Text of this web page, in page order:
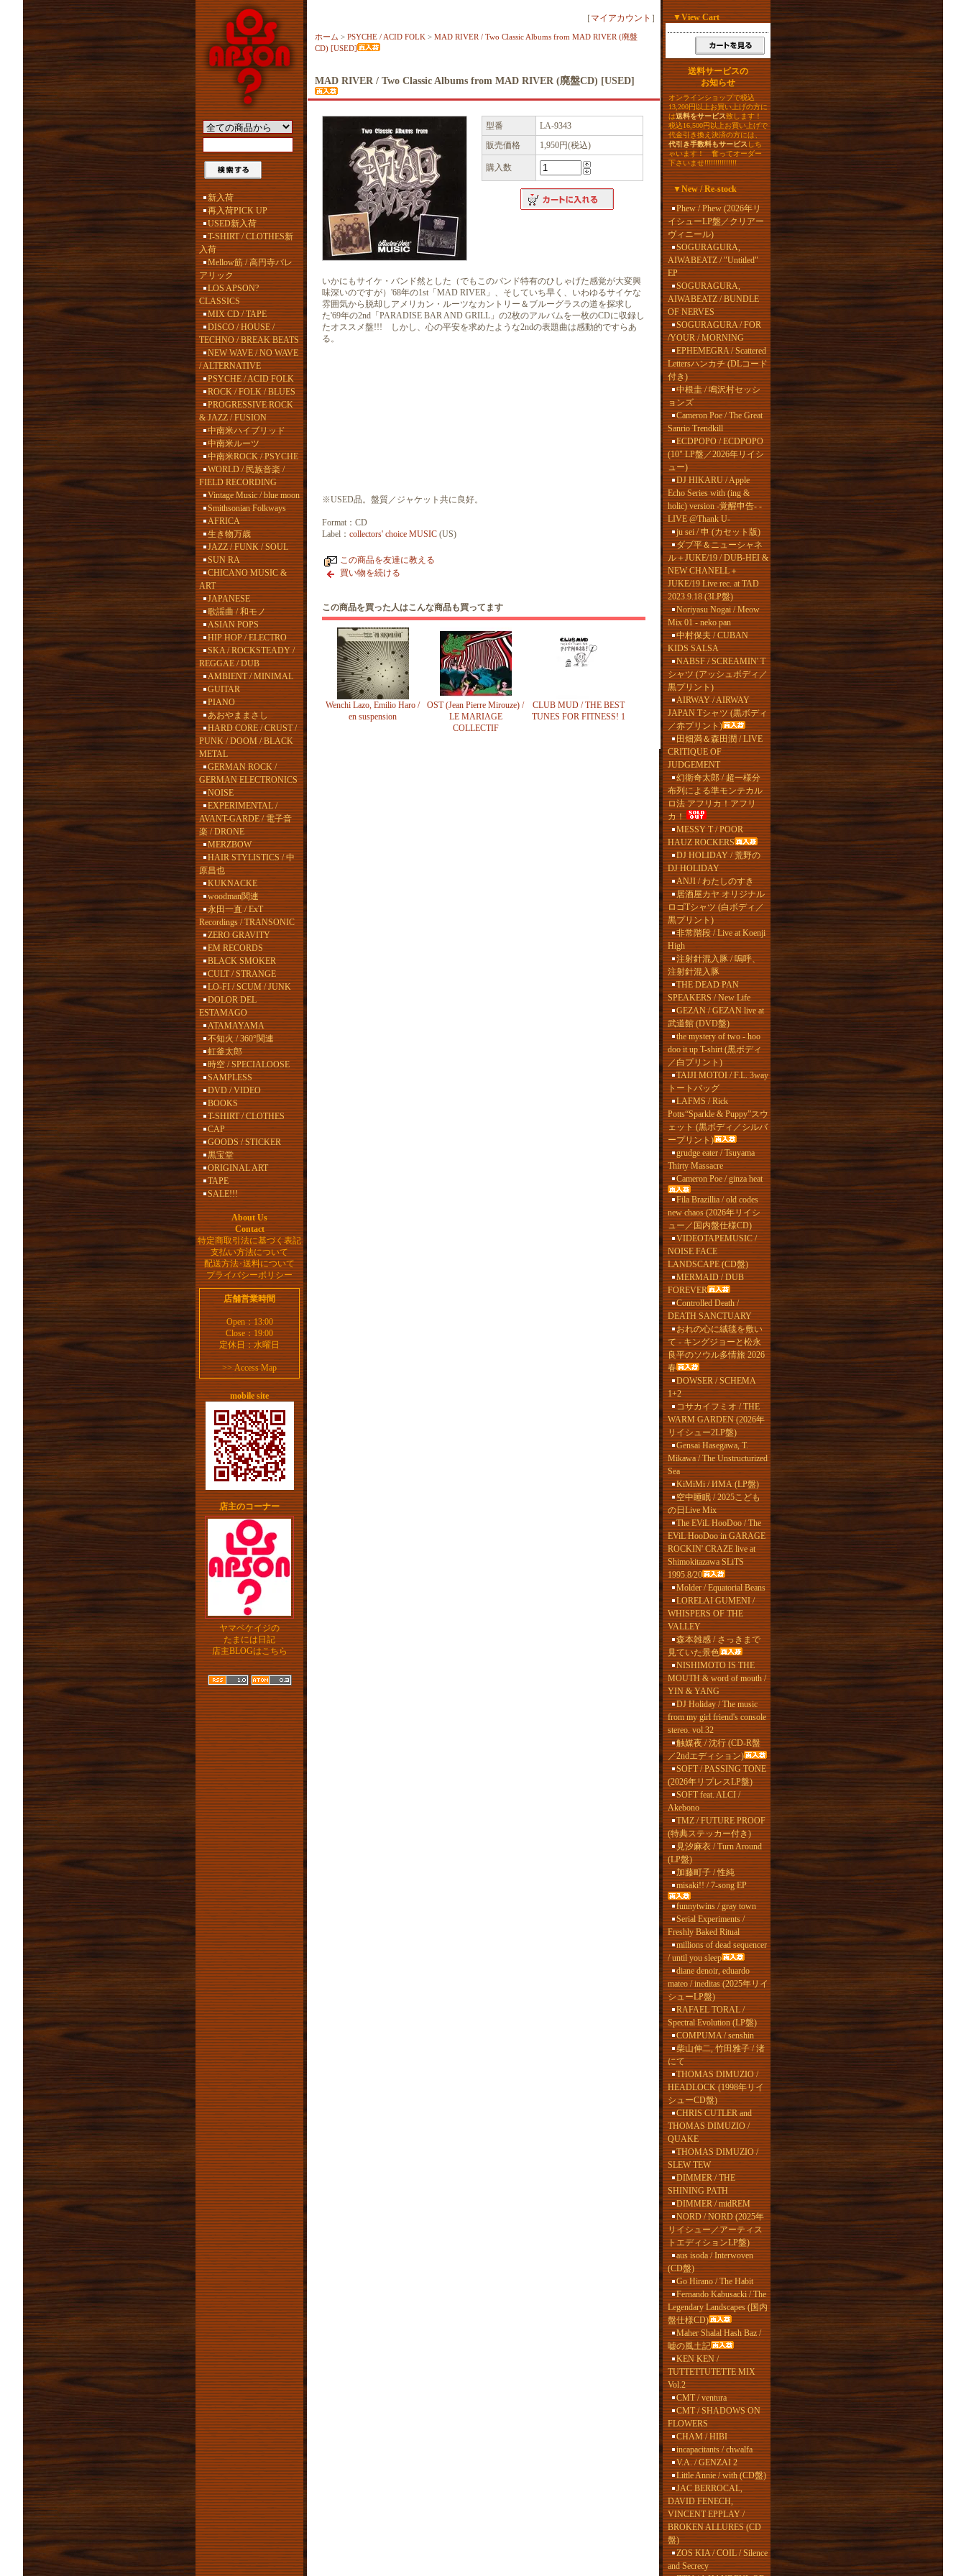
新入荷
再入荷PICK UP
USED新入荷
T-SHIRT / CLOTHES新
入荷
Mellow筋 / 高円寺バレ
アリック
LOS APSON?
CLASSICS
MIX CD / TAPE
DISCO / HOUSE /
TECHNO / BREAK BEATS
NEW WAVE / NO WAVE
/ ALTERNATIVE
PSYCHE / ACID FOLK
ROCK / FOLK / BLUES
PROGRESSIVE ROCK
& JAZZ / FUSION
中南米ハイブリッド
中南米ルーツ
中南米ROCK / PSYCHE
WORLD / 民族音楽 /
FIELD RECORDING
Vintage Music / blue moon
Smithsonian Folkways
AFRICA
生き物万歳
JAZZ / FUNK / SOUL
SUN RA
CHICANO MUSIC &
ART
JAPANESE
歌謡曲 / 和モノ
ASIAN POPS
HIP HOP / ELECTRO
SKA / ROCKSTEADY /
REGGAE / DUB
AMBIENT / MINIMAL
GUITAR
PIANO
あおやままさし
HARD CORE / CRUST /
PUNK / DOOM / BLACK
METAL
GERMAN ROCK /
GERMAN ELECTRONICS
NOISE
EXPERIMENTAL /
AVANT-GARDE / 電子音
楽 / DRONE
MERZBOW
HAIR STYLISTICS / 中
原昌也
KUKNACKE
woodman関連
永田一直 / ExT
Recordings / TRANSONIC
ZERO GRAVITY
EM RECORDS
BLACK SMOKER
CULT / STRANGE
LO-FI / SCUM / JUNK
DOLOR DEL
ESTAMAGO
ATAMAYAMA
不知火 / 360°関連
虹釜太郎
時空 / SPECIALOOSE
SAMPLESS
DVD / VIDEO
BOOKS
T-SHIRT / CLOTHES
CAP
GOODS / STICKER
黒宝堂
ORIGINAL ART
TAPE
SALE!!!
About Us
Contact
特定商取引法に基づく表記
支払い方法について
配送方法･送料について
プライバシーポリシー
店舗営業時間
Open：13:00
Close：19:00
定休日：水曜日
>>Access Map
mobile site
店主のコーナー
ヤマベケイジの
たまには日記
店主BLOGはこちら
［ マイアカウント ］
ホーム > PSYCHE / ACID FOLK > MAD RIVER / Two Classic Albums from MAD RIVER (廃盤
CD) [USED]
MAD RIVER / Two Classic Albums from MAD RIVER (廃盤CD) [USED]
型番
LA-9343
販売価格
1,950円(税込)
購入数
いかにもサイケ・バンド然とした（でもこのバンド特有のひしゃげた感覚が大変興
味深いのですが）'68年の1st「MAD RIVER」、そしていち早く、いわゆるサイケな
雰囲気から脱却しアメリカン・ルーツなカントリー＆ブルーグラスの道を探求し
た'69年の2nd「PARADISE BAR AND GRILL」の2枚のアルバムを一枚のCDに収録し
たオススメ盤!!! しかし、心の平安を求めたような2ndの表題曲は感動的ですらあ
る。
※USED品。盤質／ジャケット共に良好。
Format：CD
Label： collectors' choice MUSIC (US)
この商品を友達に教える
買い物を続ける
この商品を買った人はこんな商品も買ってます
Wenchi Lazo, Emilio Haro /
en suspension
OST (Jean Pierre Mirouze) /
LE MARIAGE
COLLECTIF
CLUB MUD / THE BEST
TUNES FOR FITNESS! 1
▼View Cart
送料サービスの
お知らせ
オンラインショップで税込
13,200円以上お買い上げの方に
は送料をサービス致します！
税込16,500円以上お買い上げで
代金引き換え決済の方には、
代引き手数料もサービスしち
ゃいます！ 奮ってオーダー
下さいませ!!!!!!!!!!!!!!!
▼New / Re-stock
Phew / Phew (2026年リ
イシューLP盤／クリアー
ヴィニール)
SOGURAGURA,
AIWABEATZ / "Untitled"
EP
SOGURAGURA,
AIWABEATZ / BUNDLE
OF NERVES
SOGURAGURA / FOR
/YOUR / MORNING
EPHEMEGRA / Scattered
Lettersハンカチ (DLコード
付き)
中根圭 / 鳴沢村セッシ
ョンズ
Cameron Poe / The Great
Sanrio Trendkill
ECDPOPO / ECDPOPO
(10" LP盤／2026年リイシ
ュー)
DJ HIKARU / Apple
Echo Series with (ing &
holic) version -覚醒申告- -
LIVE @Thank U-
ju sei / 申 (カセット版)
ダブ平＆ニューシャネ
ル＋JUKE/19 / DUB-HEI &
NEW CHANELL＋
JUKE/19 Live rec. at TAD
2023.9.18 (3LP盤)
Noriyasu Nogai / Meow
Mix 01 - neko pan
中村保夫 / CUBAN
KIDS SALSA
NABSF / SCREAMIN' T
シャツ (アッシュボディ／
黒プリント)
AIRWAY / AIRWAY
JAPAN Tシャツ (黒ボディ
／赤プリント)
田畑満＆森田潤 / LIVE
CRITIQUE OF
JUDGEMENT
幻衛奇太郎 / 超一様分
布列による準モンテカル
ロ法 アフリカ！アフリ
カ！
MESSY T / POOR
HAUZ ROCKERS
DJ HOLIDAY / 荒野の
DJ HOLIDAY
ANJI / わたしのすき
居酒屋カヤ オリジナル
ロゴTシャツ (白ボディ／
黒プリント)
非常階段 / Live at Koenji
High
注射針混入豚 / 嗚呼、
注射針混入豚
THE DEAD PAN
SPEAKERS / New Life
GEZAN / GEZAN live at
武道館 (DVD盤)
the mystery of two - hoo
doo it up T-shirt (黒ボディ
／白プリント)
TAIJI MOTOI / F.L. 3way
トートバッグ
LAFMS / Rick
Potts“Sparkle & Puppy”スウ
ェット (黒ボディ／シルバ
ープリント)
grudge eater / Tsuyama
Thirty Massacre
Cameron Poe / ginza heat
Fila Brazillia / old codes
new chaos (2026年リイシ
ュー／国内盤仕様CD)
VIDEOTAPEMUSIC /
NOISE FACE
LANDSCAPE (CD盤)
MERMAID / DUB
FOREVER
Controlled Death /
DEATH SANCTUARY
おれの心に絨毯を敷い
て - キングジョーと松永
良平のソウル多情旅 2026
春
DOWSER / SCHEMA
1+2
コサカイフミオ / THE
WARM GARDEN (2026年
リイシュー2LP盤)
Gensai Hasegawa, T.
Mikawa / The Unstructurized
Sea
KiMiMi / ИМА (LP盤)
空中睡眠 / 2025こども
の日Live Mix
The EViL HooDoo / The
EViL HooDoo in GARAGE
ROCKIN' CRAZE live at
Shimokitazawa SLiTS
1995.8/20
Molder / Equatorial Beans
LORELAI GUMENI /
WHISPERS OF THE
VALLEY
森本雑感 / さっきまで
見ていた景色
NISHIMOTO IS THE
MOUTH & word of mouth /
YIN & YANG
DJ Holiday / The music
from my girl friend's console
stereo. vol.32
触媒夜 / 沈行 (CD-R盤
／2ndエディション)
SOFT / PASSING TONE
(2026年リプレスLP盤)
SOFT feat. ALCI /
Akebono
TMZ / FUTURE PROOF
(特典ステッカー付き)
見汐麻衣 / Turn Around
(LP盤)
加藤町子 / 性純
misaki!! / 7-song EP
funnytwins / gray town
Serial Experiments /
Freshly Baked Ritual
millions of dead sequencer
/ until you sleep
diane denoir, eduardo
mateo / ineditas (2025年リイ
シューLP盤)
RAFAEL TORAL /
Spectral Evolution (LP盤)
COMPUMA / senshin
柴山伸二, 竹田雅子 / 渚
にて
THOMAS DIMUZIO /
HEADLOCK (1998年リイ
シューCD盤)
CHRIS CUTLER and
THOMAS DIMUZIO /
QUAKE
THOMAS DIMUZIO /
SLEW TEW
DIMMER / THE
SHINING PATH
DIMMER / midREM
NORD / NORD (2025年
リイシュー／アーティス
トエディションLP盤)
aus isoda / Interwoven
(CD盤)
Go Hirano / The Habit
Fernando Kabusacki / The
Legendary Landscapes (国内
盤仕様CD)
Maher Shalal Hash Baz /
嘘の風土記
KEN KEN /
TUTTETTUTETTE MIX
Vol.2
CMT / ventura
CMT / SHADOWS ON
FLOWERS
CHAM / HIBI
incapacitants / chwalfa
V.A. / GENZAI 2
Little Annie / with (CD盤)
JAC BERROCAL,
DAVID FENECH,
VINCENT EPPLAY /
BROKEN ALLURES (CD
盤)
ZOS KIA / COIL / Silence
and Secrecy